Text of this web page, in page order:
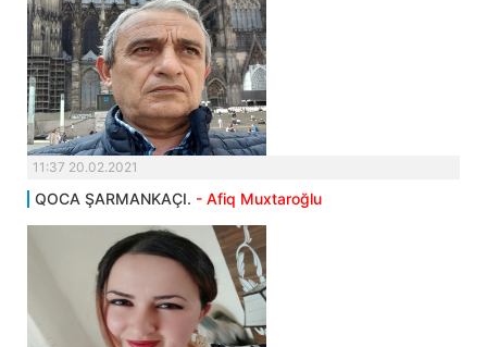
11:37 20.02.2021
QOCA ŞARMANKAÇI. - Afiq Muxtaroğlu